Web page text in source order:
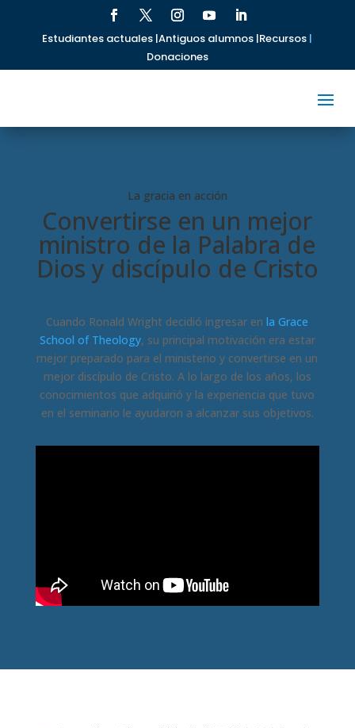
Estudiantes actuales |Antiguos alumnos |Recursos |
Donaciones
La gracia en acción
Convertirse en un mejor
ministro de la Palabra de
Dios y discípulo de Cristo
Cuando Ronald Wright decidió ingresar enla Grace
School of Theology, su principal motivación era estar
mejor preparado para el ministerio y convertirse en un
mejor discípulo de Cristo. A lo largo de los años, los
conocimientos que adquirió y la experiencia que tuvo
en el seminario le ayudaron a alcanzar sus objetivos.